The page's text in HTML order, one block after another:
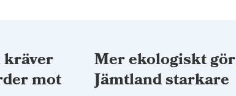
mot
Mer ekologiskt gör
Jämtland starkare